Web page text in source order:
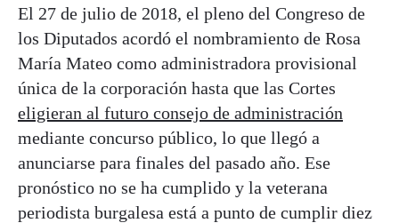
El 27 de julio de 2018, el pleno del Congreso de
los Diputados acordó el nombramiento de Rosa
María Mateo como administradora provisional
única de la corporación hasta que las Cortes
eligieran al futuro consejo de administración
mediante concurso público, lo que llegó a
anunciarse para finales del pasado año. Ese
pronóstico no se ha cumplido y la veterana
periodista burgalesa está a punto de cumplir diez